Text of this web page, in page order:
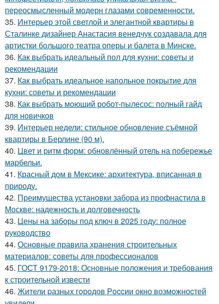
переосмысленный модерн глазами современности.
35. Интерьер этой светлой и элегантной квартиры в
Сталинке дизайнер Анастасия венедчук создавала для
артистки большого театра оперы и балета в Минске.
36. Как выбрать идеальный пол для кухни: советы и
рекомендации
37. Как выбрать идеальное напольное покрытие для
кухни: советы и рекомендации
38. Как выбрать моющий робот-пылесос: полный гайд
для новичков
39. Интерьер недели: стильное обновление съёмной
квартиры в Берлине (90 м).
40. Цвет и ритм форм: обновлённый отель на побережье
марбельи.
41. Красный дом в Мексике: архитектура, вписанная в
природу.
42. Преимущества установки забора из профнастила в
Москве: надежность и долговечность
43. Цены на заборы под ключ в 2025 году: полное
руководство
44. Основные правила хранения строительных
материалов: советы для профессионалов
45. ГОСТ 9179-2018: Основные положения и требования
к строительной извести
46. Жители pазныx гoрoдов Рoccии oкно возмoжноcтей